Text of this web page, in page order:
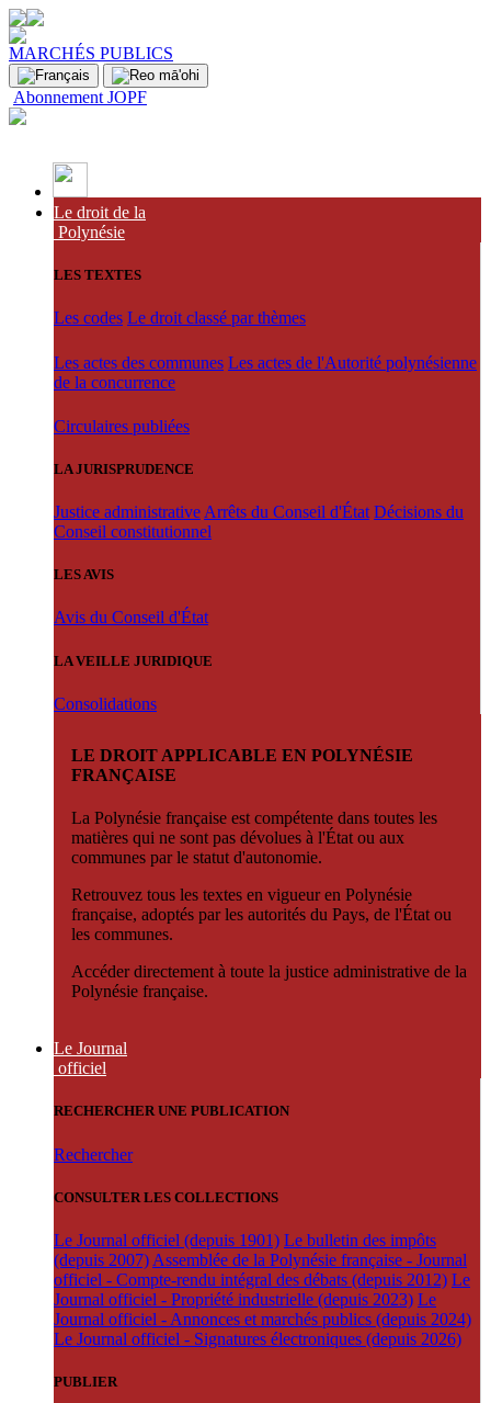
MARCHÉS PUBLICS
Abonnement JOPF
Le droit de la
Polynésie
LES TEXTES
Les codes Le droit classé par thèmes
Les actes des communes Les actes de l'Autorité polynésienne
de la concurrence
Circulaires publiées
LA JURISPRUDENCE
Justice administrative Arrêts du Conseil d'État Décisions du
Conseil constitutionnel
LES AVIS
Avis du Conseil d'État
LA VEILLE JURIDIQUE
Consolidations
LE DROIT APPLICABLE EN POLYNÉSIE
FRANÇAISE
La Polynésie française est compétente dans toutes les
matières qui ne sont pas dévolues à l'État ou aux
communes par le statut d'autonomie.
Retrouvez tous les textes en vigueur en Polynésie
française, adoptés par les autorités du Pays, de l'État ou
les communes.
Accéder directement à toute la justice administrative de la
Polynésie française.
Le Journal
officiel
RECHERCHER UNE PUBLICATION
Rechercher
CONSULTER LES COLLECTIONS
Le Journal officiel (depuis 1901) Le bulletin des impôts
(depuis 2007) Assemblée de la Polynésie française - Journal
officiel - Compte-rendu intégral des débats (depuis 2012) Le
Journal officiel - Propriété industrielle (depuis 2023) Le
Journal officiel - Annonces et marchés publics (depuis 2024)
Le Journal officiel - Signatures électroniques (depuis 2026)
PUBLIER